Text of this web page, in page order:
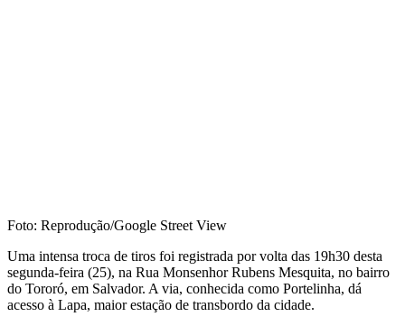
Foto: Reprodução/Google Street View
Uma intensa troca de tiros foi registrada por volta das 19h30 desta
segunda-feira (25), na Rua Monsenhor Rubens Mesquita, no bairro
do Tororó, em Salvador. A via, conhecida como Portelinha, dá
acesso à Lapa, maior estação de transbordo da cidade.